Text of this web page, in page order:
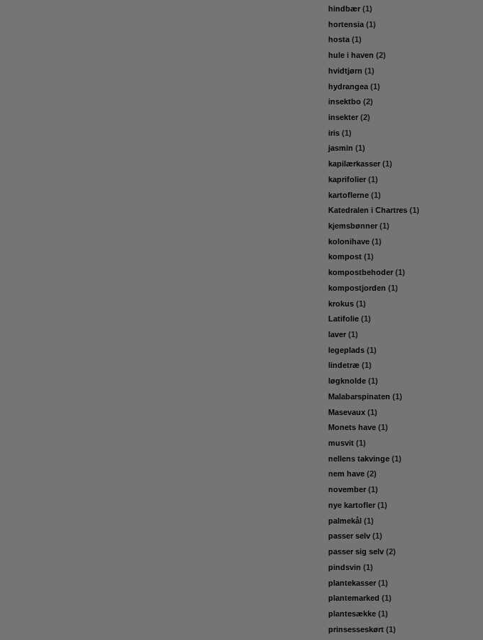
hindbær (1)
hortensia (1)
hosta (1)
hule i haven (2)
hvidtjørn (1)
hydrangea (1)
insektbo (2)
insekter (2)
iris (1)
jasmin (1)
kapilærkasser (1)
kaprifolier (1)
kartoflerne (1)
Katedralen i Chartres (1)
kjemsbønner (1)
kolonihave (1)
kompost (1)
kompostbehoder (1)
kompostjorden (1)
krokus (1)
Latifolie (1)
laver (1)
legeplads (1)
lindetræ (1)
løgknolde (1)
Malabarspinaten (1)
Masevaux (1)
Monets have (1)
musvit (1)
nellens takvinge (1)
nem have (2)
november (1)
nye kartofler (1)
palmekål (1)
passer selv (1)
passer sig selv (2)
pindsvin (1)
plantekasser (1)
plantemarked (1)
plantesække (1)
prinsesseskørt (1)